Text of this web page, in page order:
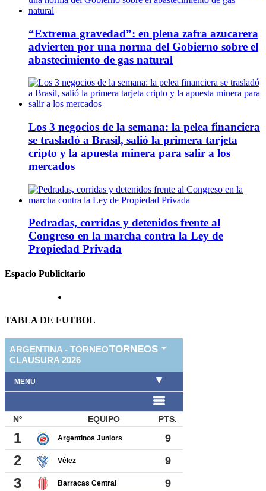
“Extrema gravedad”: en plena zafra azucarera
advierten por una norma del Gobierno sobre el
abastecimiento de gas natural
Los 3 negocios de la semana: la pelea financiera
se trasladó a Brasil, salió la primera tarjeta
cripto y la apuesta minera para salir a los
mercados
Pedradas, corridas y detenidos frente al
Congreso en la marcha contra la Ley de
Propiedad Privada
Espacio Publicitario
TABLA DE FUTBOL